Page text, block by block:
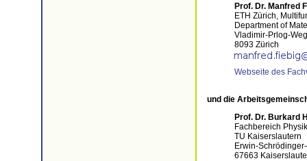
Prof. Dr. Manfred
ETH Zürich,
Department of
Vladimir-Prlog-
8093 Zürich
Webseite des
und die
Prof. Dr. Burkard
Fachbereich Physik
TU Kaiserslautern
Erwin-
67663